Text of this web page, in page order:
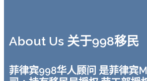
About Us 关于998移民
菲律宾998华人顾问 是菲律宾